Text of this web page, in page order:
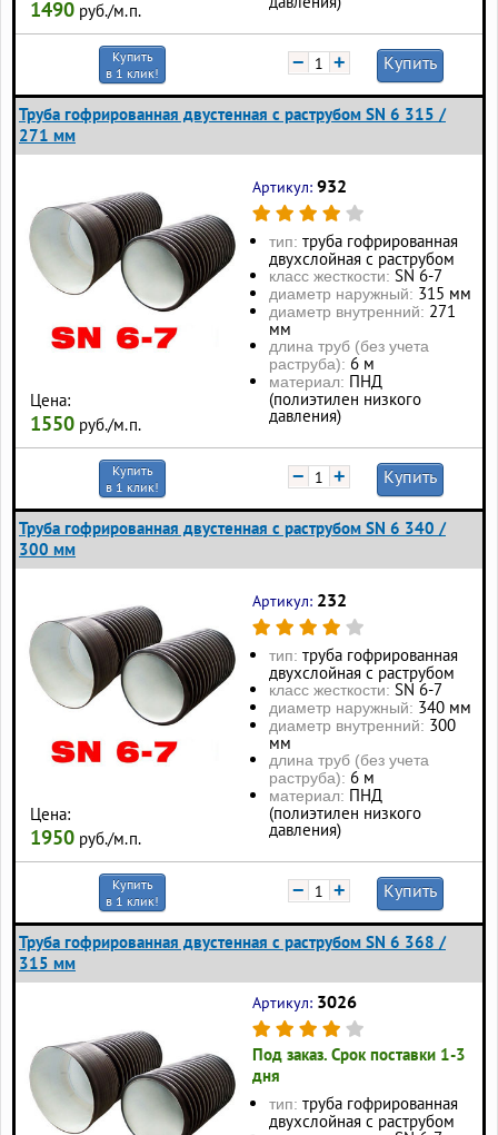
1490 руб./м.п.
Купить
в 1 клик!
− + Купить
Труба гофрированная двустенная с раструбом SN 6 315 /
271 мм
Цена:
1550 руб./м.п.
Артикул: 932
тип: труба гофрированная
двухслойная с раструбом
класс жесткости: SN 6-7
диаметр наружный: 315 мм
диаметр внутренний: 271
мм
длина труб (без учета
раструба): 6 м
материал: ПНД
(полиэтилен низкого
давления)
Купить
в 1 клик!
− + Купить
Труба гофрированная двустенная с раструбом SN 6 340 /
300 мм
Цена:
1950 руб./м.п.
Артикул: 232
тип: труба гофрированная
двухслойная с раструбом
класс жесткости: SN 6-7
диаметр наружный: 340 мм
диаметр внутренний: 300
мм
длина труб (без учета
раструба): 6 м
материал: ПНД
(полиэтилен низкого
давления)
Купить
в 1 клик!
− + Купить
Труба гофрированная двустенная с раструбом SN 6 368 /
315 мм
Артикул: 3026
Под заказ. Срок поставки 1-3
дня
тип: труба гофрированная
двухслойная с раструбом